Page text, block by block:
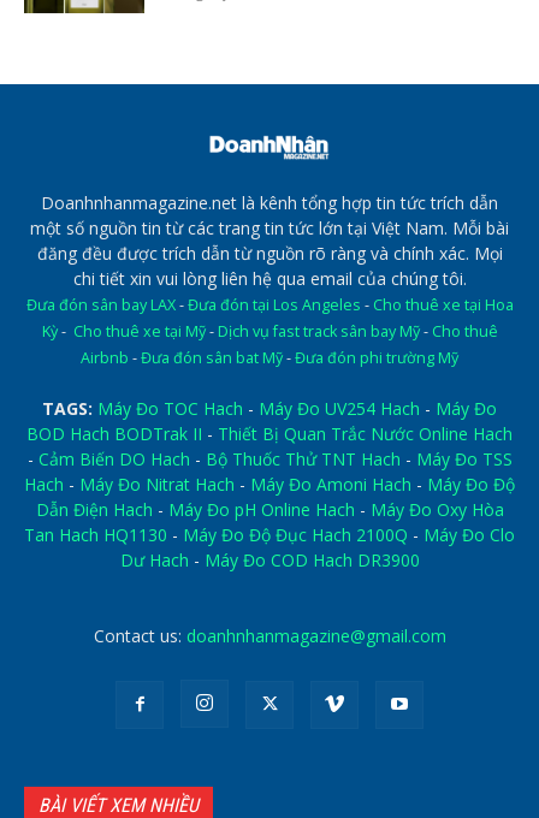
Doanhnhanmagazine.net là kênh tổng hợp tin tức trích dẫn
một số nguồn tin từ các trang tin tức lớn tại Việt Nam. Mỗi bài
đăng đều được trích dẫn từ nguồn rõ ràng và chính xác. Mọi
chi tiết xin vui lòng liên hệ qua email của chúng tôi.
Đưa đón sân bay LAX-Đưa đón tại Los Angeles - Cho thuê xe tại Hoa
Kỳ- Cho thuê xe tại Mỹ- Dịch vụ fast track sân bay Mỹ- Cho thuê
Airbnb -Đưa đón sân bat Mỹ-Đưa đón phi trường Mỹ
TAGS: Máy Đo TOC Hach - Máy Đo UV254 Hach - Máy Đo
BOD Hach BODTrak II - Thiết Bị Quan Trắc Nước Online Hach
- Cảm Biến DO Hach - Bộ Thuốc Thử TNT Hach - Máy Đo TSS
Hach - Máy Đo Nitrat Hach - Máy Đo Amoni Hach - Máy Đo Độ
Dẫn Điện Hach - Máy Đo pH Online Hach - Máy Đo Oxy Hòa
Tan Hach HQ1130 - Máy Đo Độ Đục Hach 2100Q - Máy Đo Clo
Dư Hach - Máy Đo COD Hach DR3900
Contact us: doanhnhanmagazine@gmail.com
BÀI VIẾT XEM NHIỀU